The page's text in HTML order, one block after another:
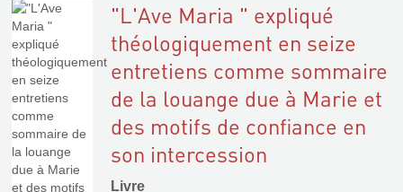
"L'Ave Maria " expliqué
théologiquement en seize
entretiens comme sommaire
de la louange due à Marie et
des motifs de confiance en
son intercession
Livre